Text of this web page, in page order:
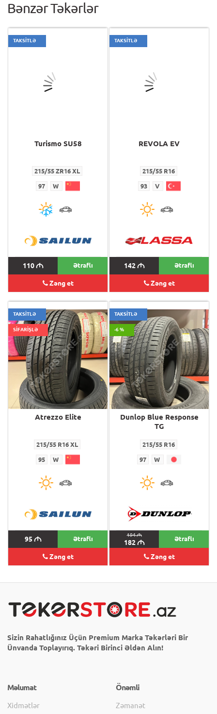
Bənzər Təkərlər
TAKSİTLƏ
Turismo SU58
215/55 ZR16 XL
97 W
110M Ətraflı
Zəng et
TAKSİTLƏ
REVOLA EV
215/55 R16
93 V
142M Ətraflı
Zəng et
TAKSİTLƏ
SİFARİŞLƏ
Atrezzo Elite
215/55 R16 XL
95 W
95 M Ətraflı
Zəng et
TAKSİTLƏ
-6 %
Dunlop Blue Response
TG
215/55 R16
97 W
194M
182M Ətraflı
Zəng et
Sizin Rahatlığınız Üçün Premium Marka Təkərləri Bir
Ünvanda Toplayırıq. Təkəri Birinci Əldən Alın!
Məlumat
Xidmətlər
Önəmli
Zəmanət